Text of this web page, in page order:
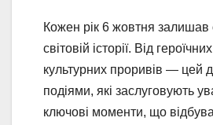
Кожен рік 6 жовтня залишав
світовій історії. Від
культурних проривів — цей
подіями, які заслуговують
ключові моменти, що